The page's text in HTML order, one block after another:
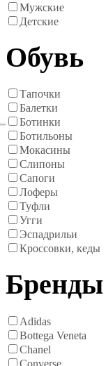
Мужские
Детские
Обувь
Тапочки
Балетки
Ботинки
Ботильоны
Мокасины
Слипоны
Сапоги
Лоферы
Туфли
Угги
Эспадрильи
Кроссовки, кеды
Бренды
Adidas
Bottega Veneta
Chanel
Converse